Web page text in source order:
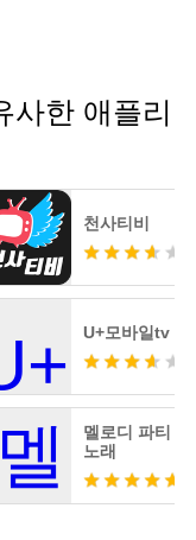
사한 애플리
천사티비
U+모바일tv
멜로디 파티 -
노래